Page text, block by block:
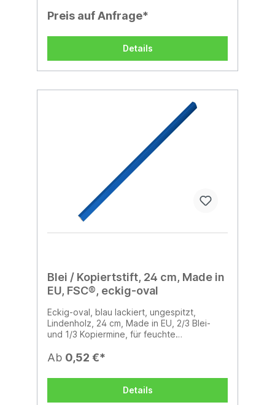
options in various colors and
components.Contact your supplier!
Preis auf Anfrage*
Details
Blei / Kopiertstift, 24 cm, Made in
EU, FSC®, eckig-oval
Eckig-oval, blau lackiert, ungespitzt,
Lindenholz, 24 cm, Made in EU, 2/3 Blei-
und 1/3 Kopiermine, für feuchte
Ab 0,52 €*
Details